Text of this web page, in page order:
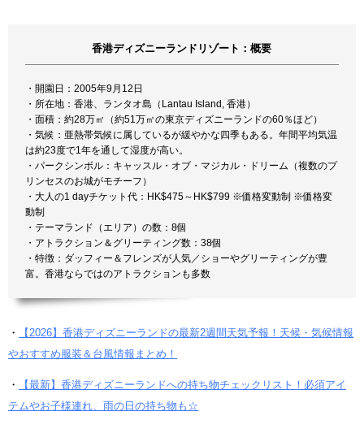
香港ディズニーランドリゾート：概要
・開園日：2005年9月12日
・所在地：香港、ランタオ島（Lantau Island, 香港）
・面積：約28万㎡（約51万㎡の東京ディズニーランドの60％ほど）
・気候：亜熱帯気候に属しているが緩やかな四季もある。年間平均気温
は約23度で1年を通して湿度が高い。
・パークシンボル：キャッスル・オブ・マジカル・ドリーム（複数のプ
リンセスのお城がモチーフ）
・大人の1 dayチケット代：HK$475～HK$799 ※価格変動制 ※価格変
動制
・テーマランド（エリア）の数：8個
・アトラクション＆グリーティング数：38個
・特徴：ダッフィー＆フレンズが人気／ショーやグリーティングが豊
富。香港ならではのアトラクションも多数
・
【2026】香港ディズニーランドの最新2週間天気予報！天候・気候情報
やおすすめ服装＆台風情報まとめ！
・
【最新】香港ディズニーランドへの持ち物チェックリスト！必須アイ
テムやお子様連れ、雨の日の持ち物も☆